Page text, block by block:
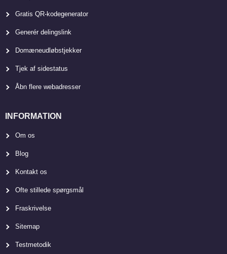
Gratis QR-kodegenerator
Generér delingslink
Domæneudløbstjekker
Tjek af sidestatus
Åbn flere webadresser
INFORMATION
Om os
Blog
Kontakt os
Ofte stillede spørgsmål
Fraskrivelse
Sitemap
Testmetodik